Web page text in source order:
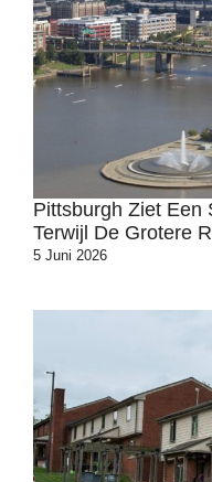
Pittsburgh Ziet Een
Terwijl De Grotere
5 Juni 2026